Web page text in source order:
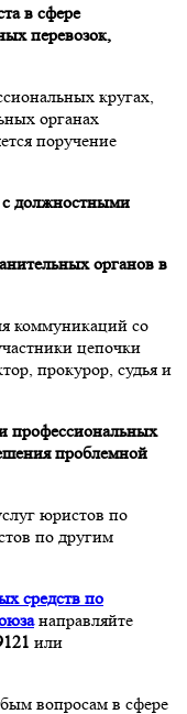
в сфере
перевозок,
кругах,
органах
поручение
с должностными
органов в
коммуникаций со
цепочки
прокурор, судья и
профессиональных
проблемной
юристов по
по другим
средств по
направляйте
или
вопросам в сфере